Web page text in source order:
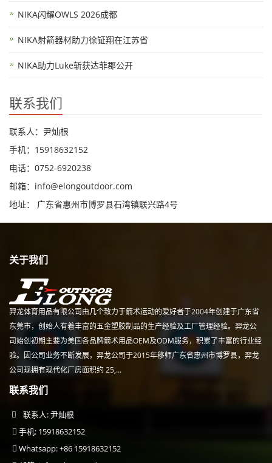
NIKA闪耀OWLS 2026成都
NIKA射箭器材助力徐钲翔在江苏省
NIKA助力Luke斩获达菲郡公开
联系我们
联系人：尹灿根
手机：15918632152
电话：0752-6920238
邮箱： info@elongoutdoor.com
地址： 广东省惠州市博罗县石湾镇联兴路4号
关于我们
羿龙体育用品有限公司由几个致力于箭术运动的爱好者于2004年创建于广东省
东莞市，创始人有着丰富的五金塑胶制品的生产经验及工厂管理经验。羿龙公
司始创初期主要为美国各品牌箭术用品OEM及ODM服务，积累了丰富的行业经
验。因公司业务不断发展，羿龙公司于2015年移师广东省惠州市博罗县，羿龙
公司现拥有现代化厂房面积约 25,...
联系我们
联系人: 尹灿根
手机: 15918632152
Whatsapp: +86 15918632152